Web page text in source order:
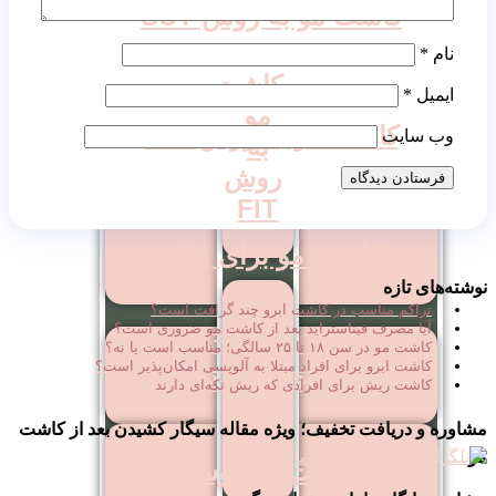
کاشت مو به روش SUT
کاشت مو به روش DHI
کاشت مو برای زنان
کاشت مو روش ترکیبی
کاشت مو روش
کاشت
مو
به
روش
FIT
کاشت
مو
به
روش
نام *
ایمیل *
وب‌ سایت
نوشته‌های تازه
تراکم مناسب در کاشت ابرو چند گرافت است؟
آیا مصرف فیناستراید بعد از کاشت مو ضروری است؟
کاشت مو در سن ۱۸ تا ۲۵ سالگی؛ مناسب است یا نه؟
کاشت ابرو برای افراد مبتلا به آلوپسی امکان‌پذیر است؟
کاشت ریش برای افرادی که ریش تکه‌ای دارند
مشاوره و دریافت تخفیف؛ ویژه مقاله سیگار کشیدن بعد از کاشت
مو